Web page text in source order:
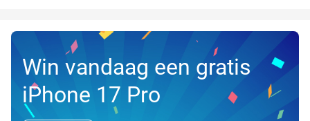
Win vandaag een gratis
iPhone 17 Pro